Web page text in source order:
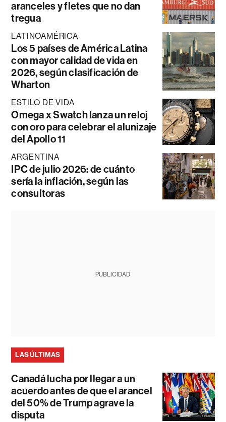
aranceles y fletes que no dan
tregua
LATINOAMÉRICA
Los 5 países de América Latina
con mayor calidad de vida en
2026, según clasificación de
Wharton
ESTILO DE VIDA
Omega x Swatch lanza un reloj
con oro para celebrar el alunizaje
del Apollo 11
ARGENTINA
IPC de julio 2026: de cuánto
sería la inflación, según las
consultoras
PUBLICIDAD
LAS ÚLTIMAS
Canadá lucha por llegar a un
acuerdo antes de que el arancel
del 50% de Trump agrave la
disputa